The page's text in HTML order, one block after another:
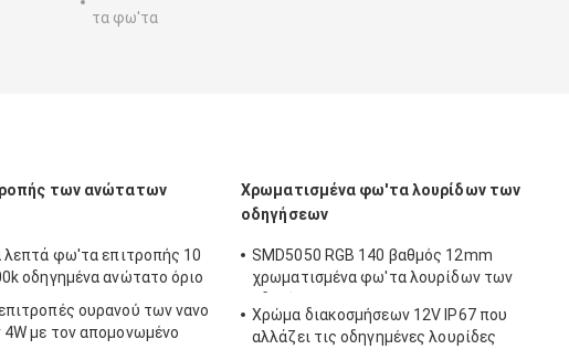
τα φω'τα
των ανώτατων
λεπτά φω'τα επιτροπής 10
οδηγημένα ανώτατο όριο
ουρανού των νανο
με τον απομονωμένο
Χρωματισμένα φω'τα λουρίδων των
οδηγήσεων
SMD5050 RGB 140 βαθμός 12mm
χρωματισμένα φω'τα λουρίδων των
Χρώμα διακοσμήσεων 12V IP67 που
αλλάζει τις οδηγημένες λουρίδες